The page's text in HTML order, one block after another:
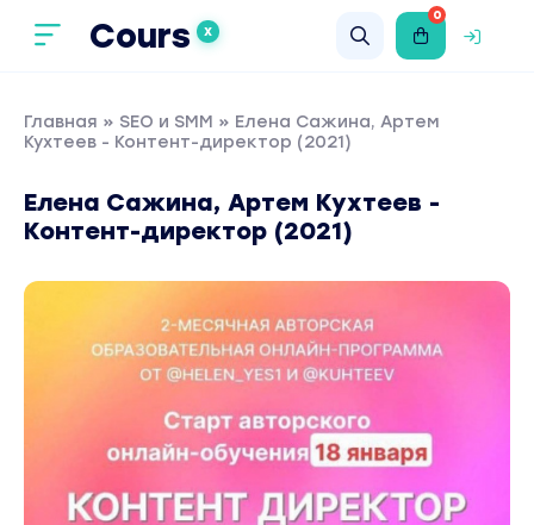
Cours X
0
Главная » SEO и SMM » Елена Сажина, Артем
Кухтеев - Контент-директор (2021)
Елена Сажина, Артем Кухтеев -
Контент-директор (2021)